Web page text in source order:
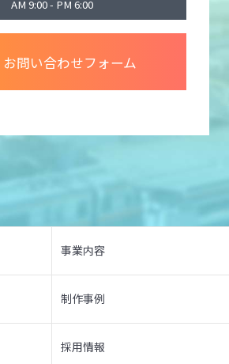
AM 9:00 - PM 6:00
お問い合わせフォーム
事業内容
制作事例
採用情報